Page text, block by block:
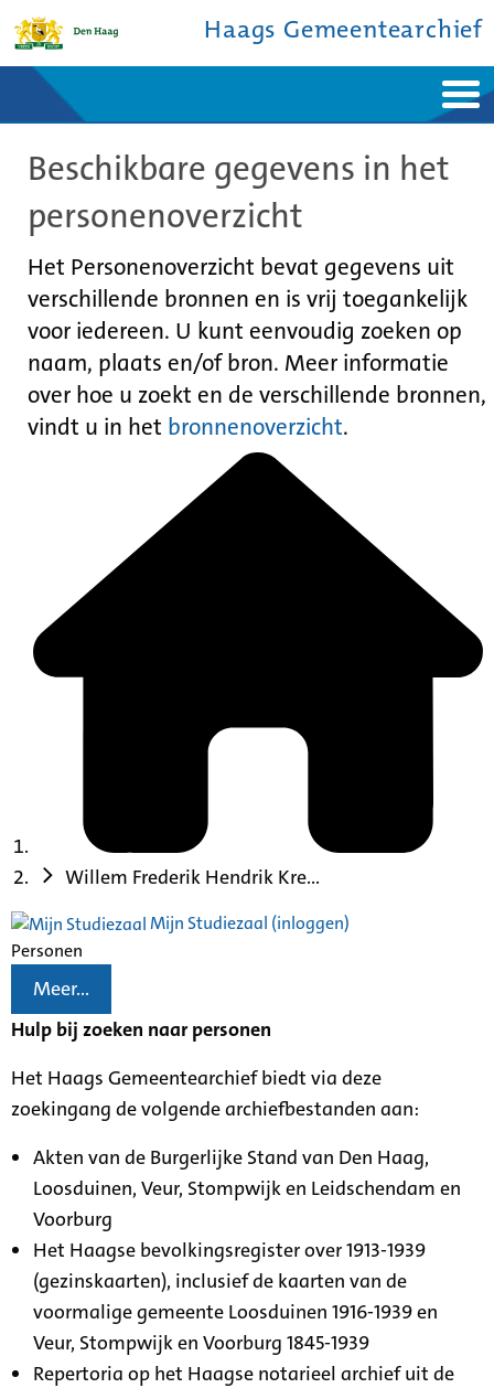
Haags Gemeentearchief
Ontdek de stad
De studiezaal
Bronnen en collecties
Contact
Beschikbare gegevens in het
personenoverzicht
Het Personenoverzicht bevat gegevens uit
verschillende bronnen en is vrij toegankelijk
voor iedereen. U kunt eenvoudig zoeken op
naam, plaats en/of bron. Meer informatie
over hoe u zoekt en de verschillende bronnen,
vindt u in het bronnenoverzicht.
Willem Frederik Hendrik Kre...
Mijn Studiezaal (inloggen)
Personen
Meer...
Hulp bij zoeken naar personen
Het Haags Gemeentearchief biedt via deze
zoekingang de volgende archiefbestanden aan:
Akten van de Burgerlijke Stand van Den Haag,
Loosduinen, Veur, Stompwijk en Leidschendam en
Voorburg
Het Haagse bevolkingsregister over 1913-1939
(gezinskaarten), inclusief de kaarten van de
voormalige gemeente Loosduinen 1916-1939 en
Veur, Stompwijk en Voorburg 1845-1939
Repertoria op het Haagse notarieel archief uit de